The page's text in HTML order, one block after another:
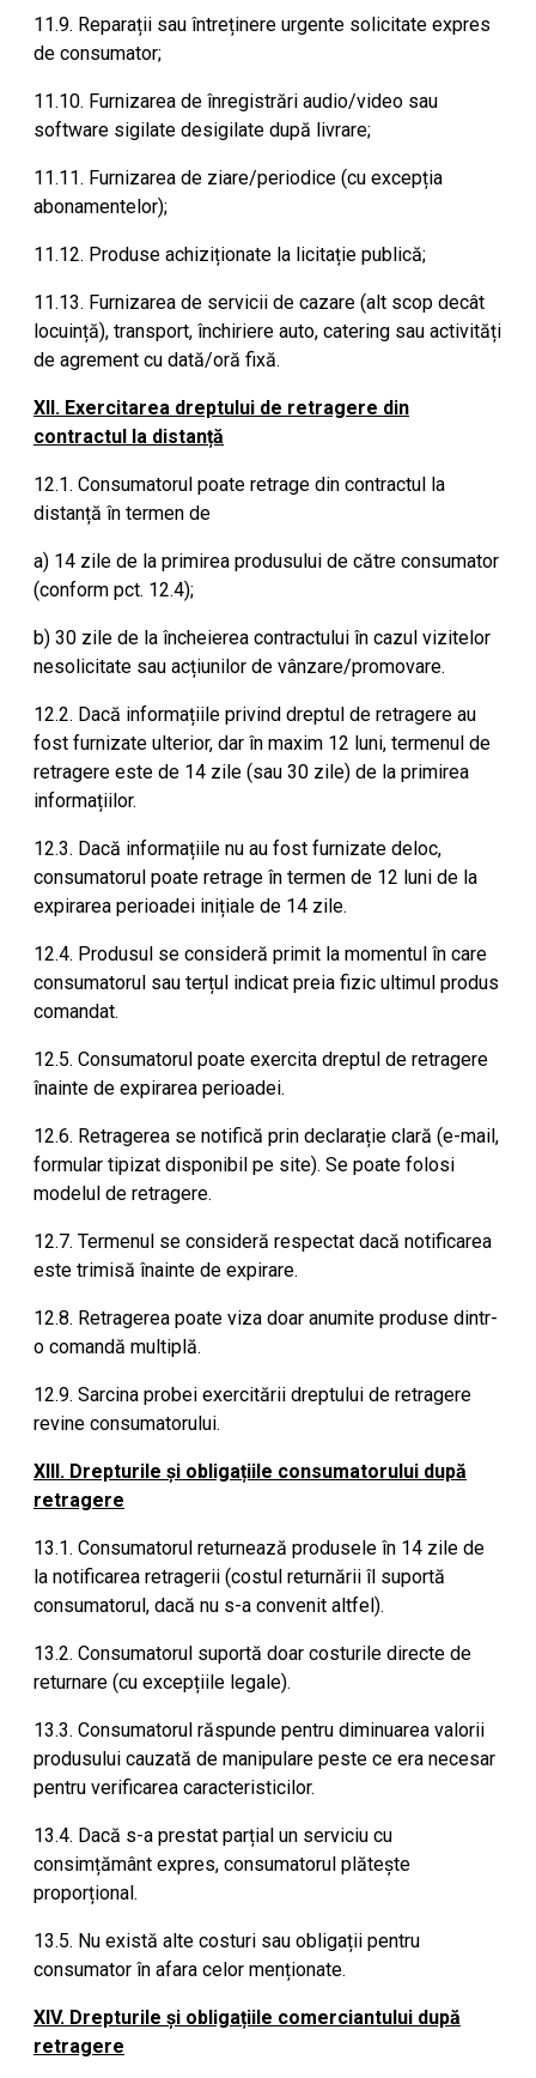
11.9. Reparații sau întreținere urgente solicitate expres
de consumator;
11.10. Furnizarea de înregistrări audio/video sau
software sigilate desigilate după livrare;
11.11. Furnizarea de ziare/periodice (cu excepția
abonamentelor);
11.12. Produse achiziționate la licitație publică;
11.13. Furnizarea de servicii de cazare (alt scop decât
locuință), transport, închiriere auto, catering sau activități
de agrement cu dată/oră fixă.
XII. Exercitarea dreptului de retragere din
contractul la distanță
12.1. Consumatorul poate retrage din contractul la
distanță în termen de
a) 14 zile de la primirea produsului de către consumator
(conform pct. 12.4);
b) 30 zile de la încheierea contractului în cazul vizitelor
nesolicitate sau acțiunilor de vânzare/promovare.
12.2. Dacă informațiile privind dreptul de retragere au
fost furnizate ulterior, dar în maxim 12 luni, termenul de
retragere este de 14 zile (sau 30 zile) de la primirea
informațiilor.
12.3. Dacă informațiile nu au fost furnizate deloc,
consumatorul poate retrage în termen de 12 luni de la
expirarea perioadei inițiale de 14 zile.
12.4. Produsul se consideră primit la momentul în care
consumatorul sau terțul indicat preia fizic ultimul produs
comandat.
12.5. Consumatorul poate exercita dreptul de retragere
înainte de expirarea perioadei.
12.6. Retragerea se notifică prin declarație clară (e-mail,
formular tipizat disponibil pe site). Se poate folosi
modelul de retragere.
12.7. Termenul se consideră respectat dacă notificarea
este trimisă înainte de expirare.
12.8. Retragerea poate viza doar anumite produse dintr-
o comandă multiplă.
12.9. Sarcina probei exercitării dreptului de retragere
revine consumatorului.
XIII. Drepturile și obligațiile consumatorului după
retragere
13.1. Consumatorul returnează produsele în 14 zile de
la notificarea retragerii (costul returnării îl suportă
consumatorul, dacă nu s-a convenit altfel).
13.2. Consumatorul suportă doar costurile directe de
returnare (cu excepțiile legale).
13.3. Consumatorul răspunde pentru diminuarea valorii
produsului cauzată de manipulare peste ce era necesar
pentru verificarea caracteristicilor.
13.4. Dacă s-a prestat parțial un serviciu cu
consimțământ expres, consumatorul plătește
proporțional.
13.5. Nu există alte costuri sau obligații pentru
consumator în afara celor menționate.
XIV. Drepturile și obligațiile comerciantului după
retragere